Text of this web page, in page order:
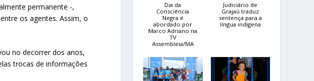
permanente -,
os agentes. Assim, o
no decorrer dos anos,
trocas de informações
Dia da
Consciência
Negra é
abordado por
Marco Adriano na
TV
Assembleia/MA
Judiciário de
Grajaú traduz
sentença para a
língua indígena